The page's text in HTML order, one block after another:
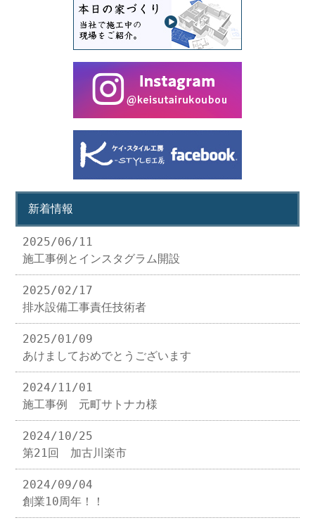
新着情報
2025/06/11
施工事例とインスタグラム開設
2025/02/17
排水設備工事責任技術者
2025/01/09
あけましておめでとうございます
2024/11/01
施工事例 元町サトナカ様
2024/10/25
第21回 加古川楽市
2024/09/04
創業10周年！！